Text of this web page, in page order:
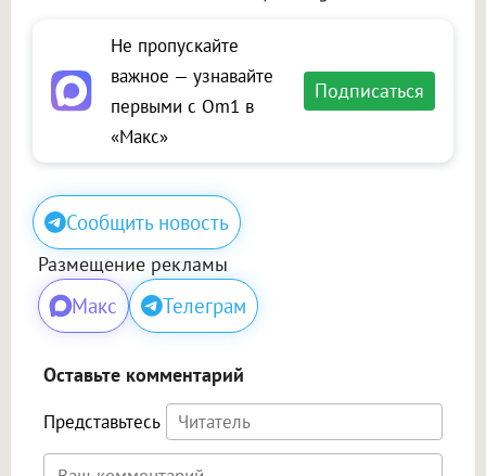
Не пропускайте
важное — узнавайте
первыми с Om1 в
«Макс»
Подписаться
Сообщить новость
Размещение рекламы
Макс Телеграм
Оставьте комментарий
Представьтесь